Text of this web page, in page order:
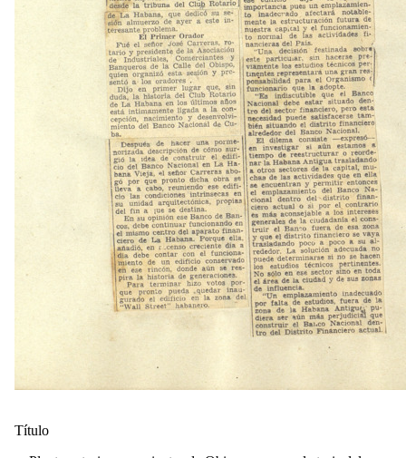
Título